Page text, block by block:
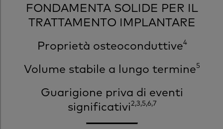
FONDAMENTA SOLIDE PER IL
TRATTAMENTO IMPLANTARE
Proprietà osteoconduttive4
Volume stabile a lungo termine5
Guarigione priva di eventi
significativi2,3,5,6,7